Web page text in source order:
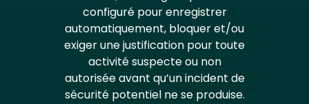
configuré pour enregistrer
automatiquement, bloquer et/ou
exiger une justification pour toute
activité suspecte ou non
autorisée avant qu’un incident de
sécurité potentiel ne se produise.